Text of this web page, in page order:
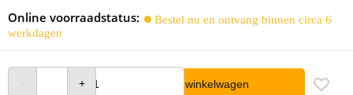
Online voorraadstatus:
Bestel nu en ontvang binnen circa 6
werkdagen
In winkelwagen